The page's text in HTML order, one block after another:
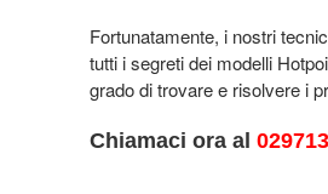
Fortunatamente, i nostri
tutti i segreti dei modelli
grado di trovare e risolvere i
Chiamaci ora al